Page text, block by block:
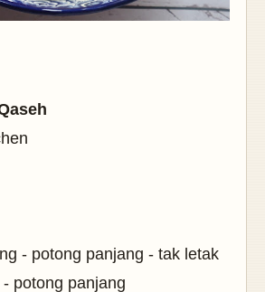
- potong panjang - tak letak
potong panjang